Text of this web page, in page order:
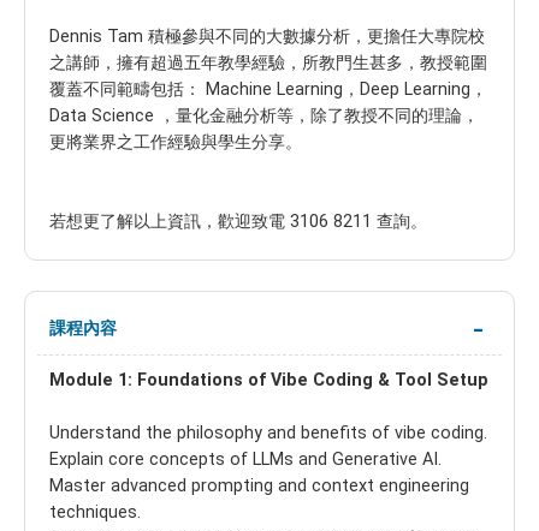
Dennis Tam 積極參與不同的大數據分析，更擔任大專院校
之講師，擁有超過五年教學經驗，所教門生甚多，教授範圍
覆蓋不同範疇包括： Machine Learning，Deep Learning，
Data Science ，量化金融分析等，除了教授不同的理論，
更將業界之工作經驗與學生分享。
若想更了解以上資訊，歡迎致電 3106 8211 查詢。
課程內容
Module 1: Foundations of Vibe Coding & Tool Setup
Understand the philosophy and benefits of vibe coding.
Explain core concepts of LLMs and Generative AI.
Master advanced prompting and context engineering
techniques.